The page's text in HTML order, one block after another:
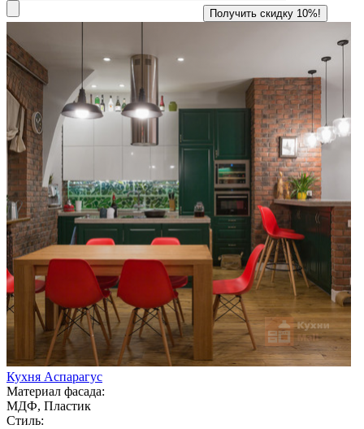
Кухня Аспарагус
Материал фасада:
МДФ, Пластик
Стиль: